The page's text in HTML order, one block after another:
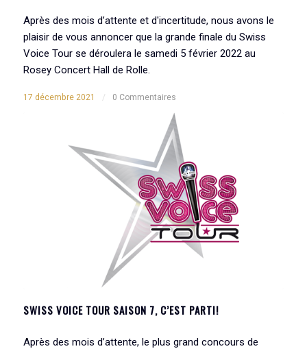
Après des mois d’attente et d'incertitude, nous avons le
plaisir de vous annoncer que la grande finale du Swiss
Voice Tour se déroulera le samedi 5 février 2022 au
Rosey Concert Hall de Rolle.
17 décembre 2021 / 0 Commentaires
SWISS VOICE TOUR SAISON 7, C’EST PARTI!
Après des mois d’attente, le plus grand concours de